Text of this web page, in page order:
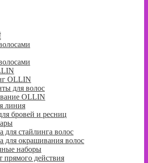
OLLIN
для волос
OLLIN
линия
бровей и ресниц
для стайлинга волос
для окрашивания волос
наборы
прямого действия